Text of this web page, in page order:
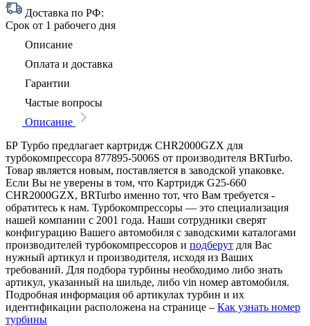
Доставка по РФ:
Срок от 1 рабочего дня
Описание
Оплата и доставка
Гарантии
Частые вопросы
Описание
БР Турбо предлагает картридж CHR2000GZX для
турбокомпрессора 877895-5006S от производителя BRTurbo.
Товар является новым, поставляется в заводской упаковке.
Если Вы не уверены в том, что Картридж G25-660
CHR2000GZX, BRTurbo именно тот, что Вам требуется -
обратитесь к нам. Турбокомпрессоры — это специализация
нашей компании с 2001 года. Наши сотрудники сверят
конфигурацию Вашего автомобиля с заводскими каталогами
производителей турбокомпрессоров и подберут для Вас
нужный артикул и производителя, исходя из Ваших
требований. Для подбора турбины необходимо либо знать
артикул, указанный на шильде, либо vin номер автомобиля.
Подробная информация об артикулах турбин и их
идентификации расположена на странице – Как узнать номер
турбины